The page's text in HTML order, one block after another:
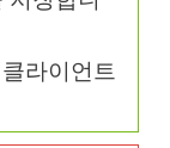
라이언트